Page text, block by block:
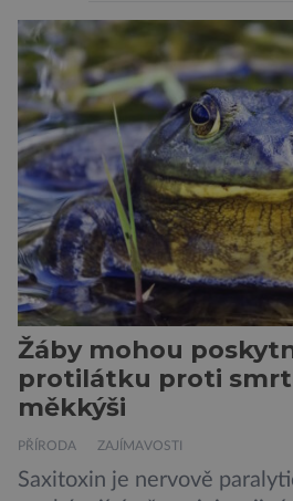
jsou alergičtí. Jejich
přecitlivěle reaguje na
psích slinách, potu, moči a
zachycených v srsti. Vědci
upravili psy, aby […]
Žáby mohou
protilátku proti
měkkýši
PŘÍRODA ZAJÍMAVOSTI
Saxitoxin je nervově